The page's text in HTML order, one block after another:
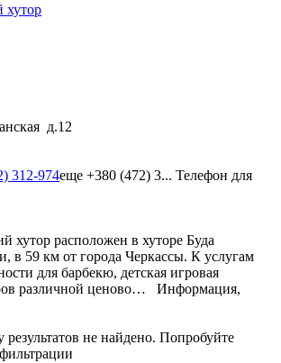
хутор
д.12
312-974еще +380 (472) 3... Телефон для
хутор расположен в хуторе Буда
в 59 км от города Черкассы. К услугам
для барбекю, детская игровая
различной ценово… Информация,
не найдено. Попробуйте